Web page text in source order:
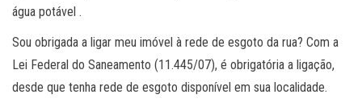
água potável .
Sou obrigada a ligar meu imóvel à rede de esgoto da rua? Com a
Lei Federal do Saneamento (11.445/07), é obrigatória a ligação,
desde que tenha rede de esgoto disponível em sua localidade.